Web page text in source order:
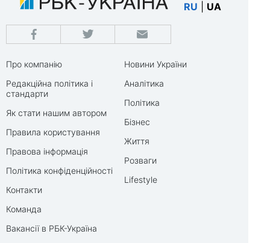
RU UA
Про компанію
Редакційна політика і
стандарти
Як стати нашим автором
Правила користування
Правова інформація
Політика конфіденційності
Контакти
Команда
Вакансії в РБК-Україна
Новини України
Аналітика
Політика
Бізнес
Життя
Розваги
Lifestyle